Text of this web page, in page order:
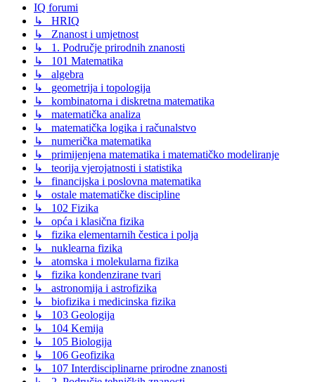
IQ forumi
↳ HRIQ
↳ Znanost i umjetnost
↳ 1. Područje prirodnih znanosti
↳ 101 Matematika
↳ algebra
↳ geometrija i topologija
↳ kombinatorna i diskretna matematika
↳ matematička analiza
↳ matematička logika i računalstvo
↳ numerička matematika
↳ primijenjena matematika i matematičko modeliranje
↳ teorija vjerojatnosti i statistika
↳ financijska i poslovna matematika
↳ ostale matematičke discipline
↳ 102 Fizika
↳ opća i klasična fizika
↳ fizika elementarnih čestica i polja
↳ nuklearna fizika
↳ atomska i molekularna fizika
↳ fizika kondenzirane tvari
↳ astronomija i astrofizika
↳ biofizika i medicinska fizika
↳ 103 Geologija
↳ 104 Kemija
↳ 105 Biologija
↳ 106 Geofizika
↳ 107 Interdisciplinarne prirodne znanosti